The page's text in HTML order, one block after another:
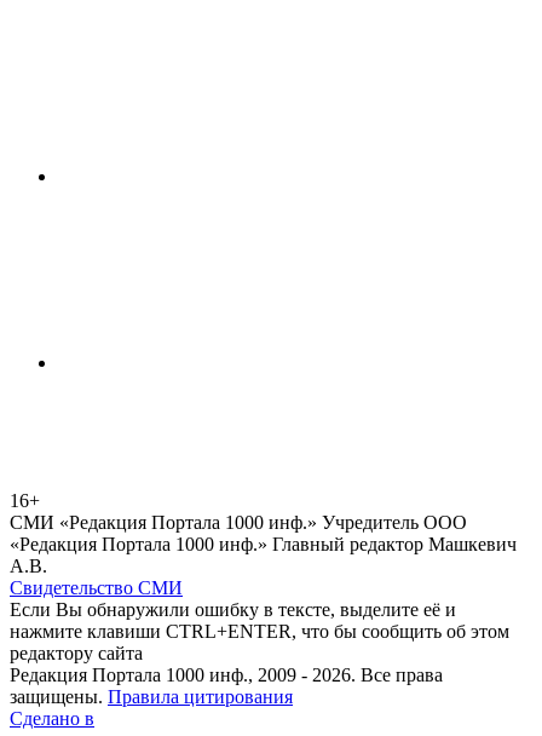
16+
СМИ «Редакция Портала 1000 инф.» Учредитель ООО
«Редакция Портала 1000 инф.» Главный редактор Машкевич
А.В.
Свидетельство СМИ
Если Вы обнаружили ошибку в тексте, выделите её и
нажмите клавиши CTRL+ENTER, что бы сообщить об этом
редактору сайта
Редакция Портала 1000 инф., 2009 - 2026. Все права
защищены. Правила цитирования
Сделано в